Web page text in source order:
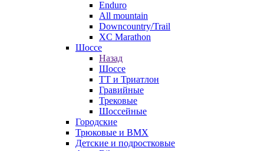
Enduro
All mountain
Downcountry/Trail
XC Marathon
Шоссе
Назад
Шоссе
ТТ и Триатлон
Гравийные
Трековые
Шоссейные
Городские
Трюковые и BMX
Детские и подростковые